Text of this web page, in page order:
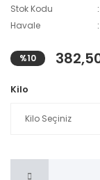
Stok Kodu
Havale
%10
Kilo